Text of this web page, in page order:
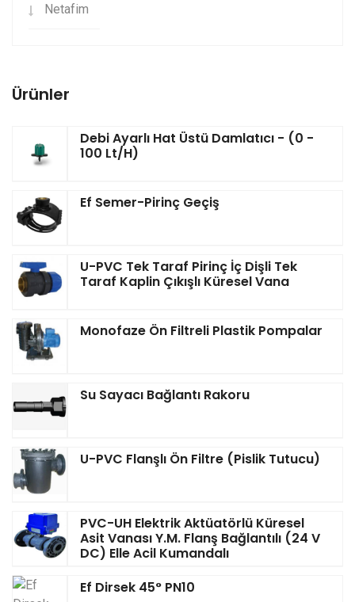
Netafim
Ürünler
Debi Ayarlı Hat Üstü Damlatıcı - (0 -
100 Lt/h)
Ef Semer-Pirinç Geçiş
U-PVC Tek Taraf Pirinç İç Dişli Tek
Taraf Kaplin Çıkışlı Küresel Vana
Monofaze Ön Filtreli Plastik Pompalar
Su Sayacı Bağlantı Rakoru
U-PVC Flanşlı Ön Filtre (Pislik Tutucu)
PVC-UH Elektrik Aktüatörlü Küresel
Asit Vanası Y.M. Flanş Bağlantılı (24 V
DC) Elle Acil Kumandalı
Ef Dirsek 45° PN10